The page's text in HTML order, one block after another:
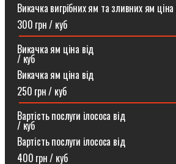
Викачка вигрібних ям та зливних ям ціна
300 грн / куб
Викачка ям ціна від
/ куб
Викачка ям ціна від
250 грн / куб
Вартість послуги ілососа від
/ куб
Вартість послуги ілососа від
400 грн / куб